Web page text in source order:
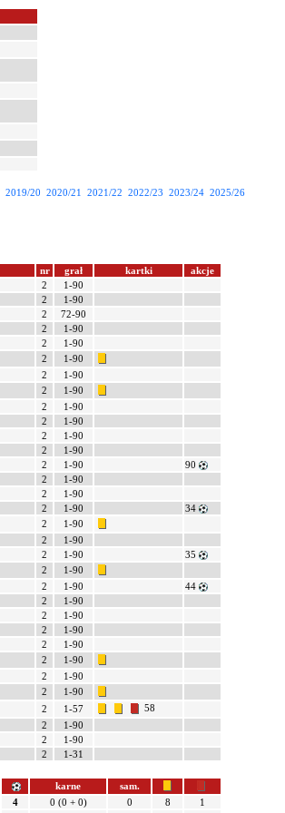
2019/20 2020/21 2021/22 2022/23 2023/24 2025/26
nr grał kartki
akcje
2
1-90
2
1-90
2
72-90
2
1-90
2
1-90
2
1-90
2
1-90
2
1-90
2
1-90
2
1-90
2
1-90
2
1-90
2 1-90
90
2
1-90
2
1-90
2 1-90
34
2
1-90
2
1-90
2 1-90
35
2
1-90
2 1-90
44
2
1-90
2
1-90
2
1-90
2
1-90
2
1-90
2
1-90
2
1-90
2 1-57
58
2
1-90
2
1-90
2 1-31
karne
sam.
4 0 (0 + 0) 0 8
1